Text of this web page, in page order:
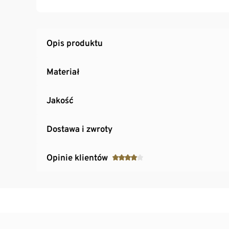
Opis produktu
Materiał
Jakość
Dostawa i zwroty
Opinie klientów